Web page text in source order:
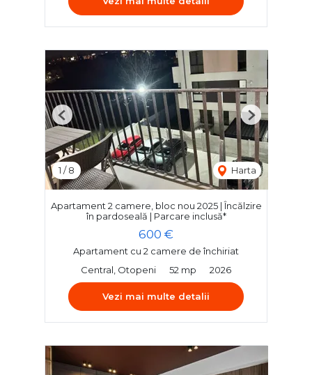
1 /8 Harta
Previous Next
Apartament 2 camere, bloc nou 2025 | Încălzire
în pardoseală | Parcare inclusă*
600 €
Apartament cu 2 camere de închiriat
Central, Otopeni
52 mp 2026
Vezi mai multe detalii